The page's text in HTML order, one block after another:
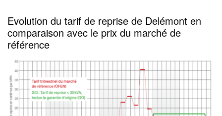
Evolution du tarif de reprise de Delémont en
comparaison avec le prix du marché de
référence